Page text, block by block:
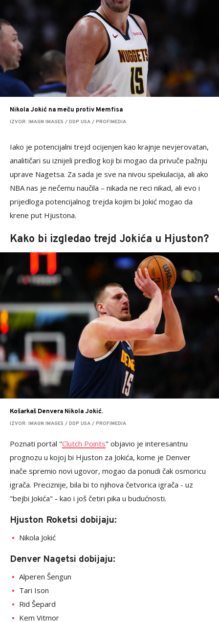
Nikola Jokić na meču protiv Memfisa
IZVOR: IMAGN IMAGES / DDP USA / PROFIMEDIA
Iako je potencijalni trejd ocijenjen kao krajnje nevjerovatan,
analitičari su iznijeli predlog koji bi mogao da privuče pažnju
uprave Nagetsa. Za sada je sve na nivou spekulacija, ali ako
NBA nas je nečemu naučila – nikada ne reci nikad, ali evo i
prijedloga potencijalnog trejda kojim bi Jokić mogao da
krene put Hjustona.
Kako bi izgledao trejd Jokića u Hjuston?
Košarkaš Denvera Nikola Jokić.
IZVOR: IMAGN IMAGES / DDP USA / PROFIMEDIA
Poznati portal "Clutch Points" objavio je interesantnu
prognozu u kojoj bi Hjuston za Jokića, kome je Denver
inače spremio novi ugovor, mogao da ponudi čak osmoricu
igrača. Preciznije, bila bi to njihova četvorica igrača - uz
"bejbi Jokića" - kao i još četiri pika u budućnosti.
Hjuston Roketsi dobijaju:
Nikola Jokić
Denver Nagetsi dobijaju:
Alperen Šengun
Tari Ison
Rid Šepard
Kem Vitmor